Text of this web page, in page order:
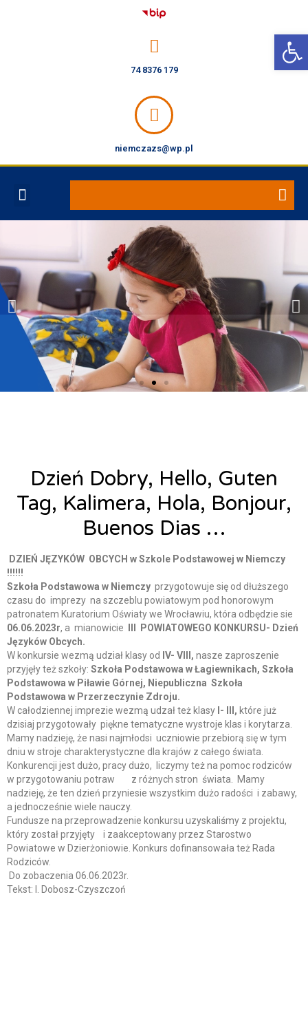
Open toolbar
74 8376 179
niemczazs@wp.pl
Szkoła Podstawowa w
Niemczy ​
Szkoła Podstawowa w
Niemczy ​
Szkoła Podstawowa w
Niemczy ​
Szkoła Podstawowa w
Niemczy ​
Szkoła Podstawowa w
Niemczy ​
Szkoła Podstawowa w
Niemczy ​
Szkoła Podstawowa w
Niemczy ​
Szkoła Podstawowa w
Niemczy ​
Szkoła Podstawowa w
Niemczy ​
Dzień Dobry, Hello, Guten
Tag, Kalimera, Hola, Bonjour,
Buenos Dias …
Alicja Łysiak 31 maja, 2023
DZIEŃ JĘZYKÓW OBCYCH w Szkole Podstawowej w Niemczy
!!!!!!
Szkoła Podstawowa w Niemczy przygotowuje się od dłuższego
czasu do imprezy na szczeblu powiatowym pod honorowym
patronatem Kuratorium Oświaty we Wrocławiu, która odbędzie sie
06.06.2023r, a mianowicie
III POWIATOWEGO KONKURSU- Dzień
Języków Obcych.
W konkursie wezmą udział klasy od IV- VIII, nasze zaproszenie
przyjęły też szkoły: Szkoła Podstawowa w Łagiewnikach, Szkoła
Podstawowa w Piławie Górnej, Niepubliczna Szkoła
Podstawowa w Przerzeczynie Zdroju.
W całodziennej imprezie wezmą udzał też klasy I- III, które już
dzisiaj przygotowały piękne tematyczne wystroje klas i korytarza.
Mamy nadzieję, że nasi najmłodsi uczniowie przebiorą się w tym
dniu w stroje charakterystyczne dla krajów z całego świata.
Konkurencji jest dużo, pracy dużo, liczymy też na pomoc rodziców
w przygotowaniu potraw z różnych stron świata. Mamy
nadzieję, że ten dzień przyniesie wszystkim dużo radości i zabawy,
a jednocześnie wiele nauczy.
Fundusze na przeprowadzenie konkursu uzyskaliśmy z projektu,
który został przyjęty i zaakceptowany przez Starostwo
Powiatowe w Dzierżoniowie. Konkurs dofinansowała też Rada
Rodziców.
Do zobaczenia 06.06.2023r.
Tekst: I. Dobosz-Czyszczoń